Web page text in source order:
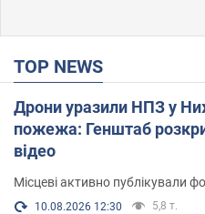
TOP NEWS
Дрони уразили НПЗ у
пожежа: Генштаб
відео
Місцеві активно публікували
10.08.2026 12:30 5,8 т.